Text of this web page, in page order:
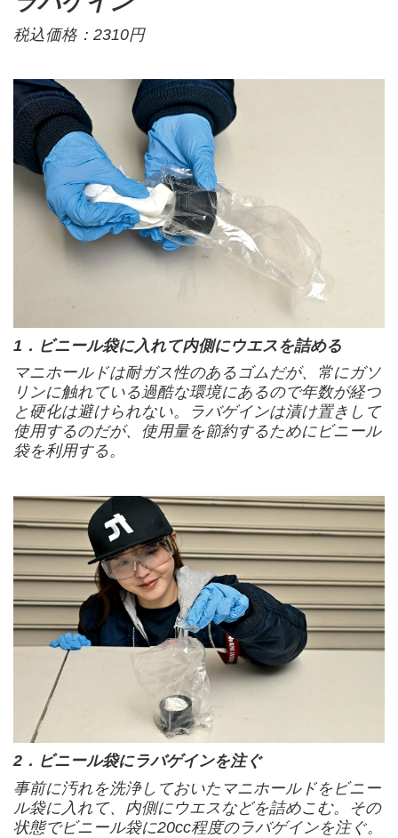
税込価格：2310円
1．ビニール袋に入れて内側にウエスを詰める
マニホールドは耐ガス性のあるゴムだが、常にガソ
リンに触れている過酷な環境にあるので年数が経つ
と硬化は避けられない。ラバゲインは漬け置きして
使用するのだが、使用量を節約するためにビニール
袋を利用する。
2．ビニール袋にラバゲインを注ぐ
事前に汚れを洗浄しておいたマニホールドをビニー
ル袋に入れて、内側にウエスなどを詰めこむ。その
状態でビニール袋に20cc程度のラバゲインを注ぐ。